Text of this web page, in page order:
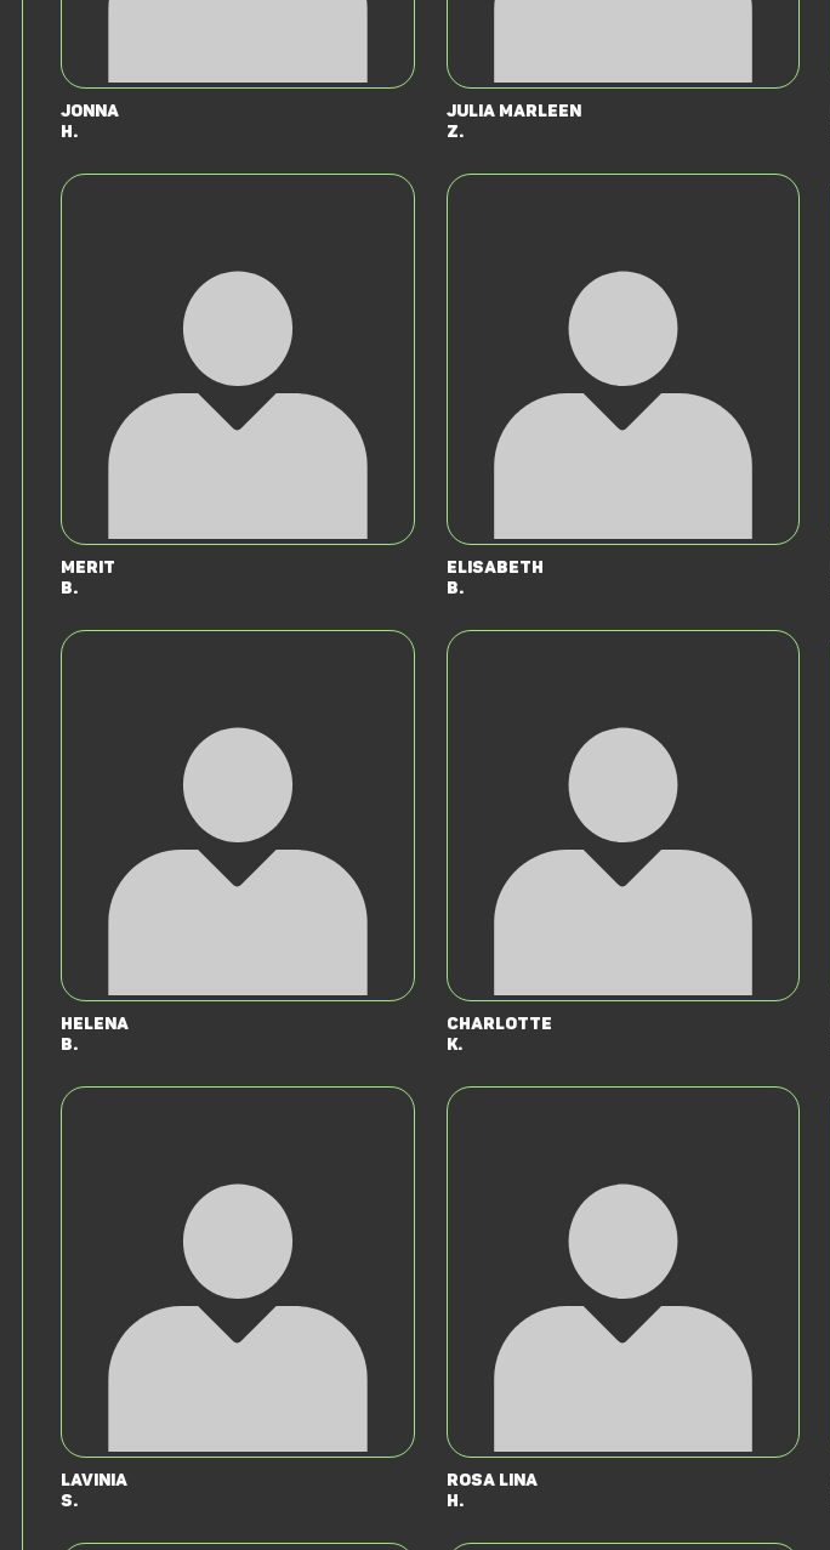
Jonna
H.
Julia Marleen
Z.
Merit
B.
Elisabeth
B.
Helena
B.
Charlotte
K.
Lavinia
S.
Rosa Lina
H.